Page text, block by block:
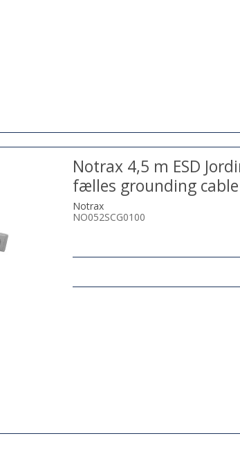
Notrax 4,5 m ESD
fælles grounding
Notrax
NO052SCG0100